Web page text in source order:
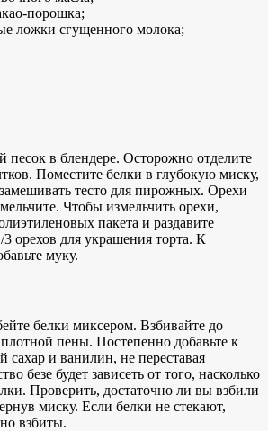
порошка;
ложки сгущенного молока;
песок в блендере. Осторожно отделите
Поместите белки в глубокую миску,
тесто для пирожных. Орехи
Чтобы измельчить орехи,
пакета и раздавите
орехов для украшения торта. К
муку.
белки миксером. Взбивайте до
пены. Постепенно добавьте к
сахар и ванилин, не переставая
безе будет зависеть от того, насколько
Проверить, достаточно ли вы взбили
миску. Если белки не стекают,
взбиты.